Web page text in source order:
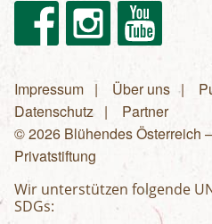
FacebookInstagram Youtube
Fußzeilenmenü
Impressum Über uns
Datenschutz
Partner
© 2026 Blühendes Österreich
Privatstiftung
Wir unterstützen folgende
SDGs: